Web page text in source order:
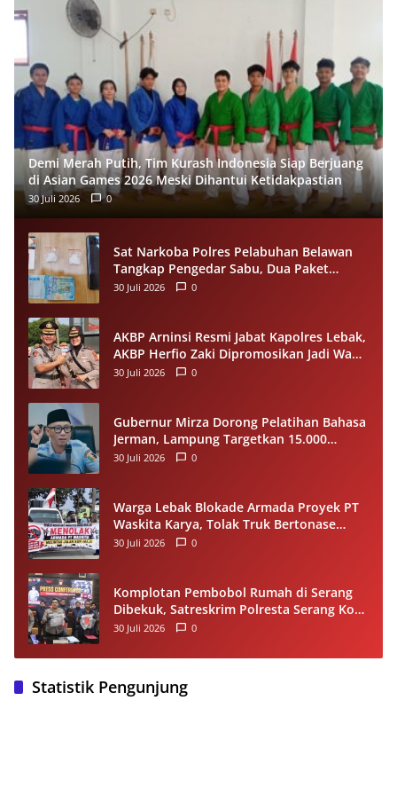
Demi Merah Putih, Tim Kurash Indonesia Siap Berjuang
di Asian Games 2026 Meski Dihantui Ketidakpastian
30 Juli 2026 0
Sat Narkoba Polres Pelabuhan Belawan
Tangkap Pengedar Sabu, Dua Paket
Narkotika Disita dari Tersangka
30 Juli 2026 0
AKBP Arninsi Resmi Jabat Kapolres Lebak,
AKBP Herfio Zaki Dipromosikan Jadi Wadir
Reskrimsus Polda Banten
30 Juli 2026 0
Gubernur Mirza Dorong Pelatihan Bahasa
Jerman, Lampung Targetkan 15.000
Pekerja Terampil ke Luar Negeri per
30 Juli 2026 0
Warga Lebak Blokade Armada Proyek PT
Waskita Karya, Tolak Truk Bertonase
Besar Melintasi Jalan Kopi–Sangiang Maja
30 Juli 2026 0
Komplotan Pembobol Rumah di Serang
Dibekuk, Satreskrim Polresta Serang Kota
Tangkap 4 Pelaku dan Kejar Satu DPO
30 Juli 2026 0
Statistik Pengunjung